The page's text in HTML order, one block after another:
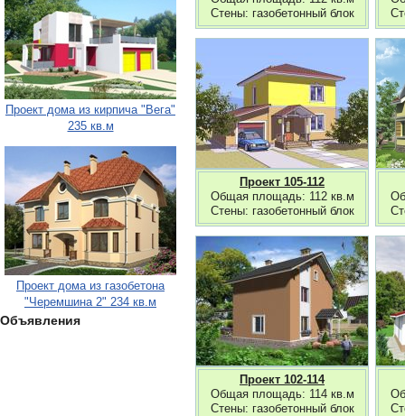
Проект дома из кирпича "Вега"
235 кв.м
Проект дома из газобетона
"Черемшина 2" 234 кв.м
Объявления
Стены: газобетонный блок
Проект 105-112
Общая площадь: 112 кв.м
Стены: газобетонный блок
Проект 102-114
Общая площадь: 114 кв.м
Стены: газобетонный блок